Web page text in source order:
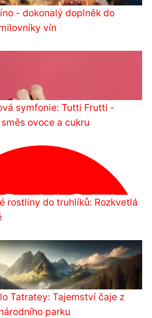
- dokonalý doplněk do
vín
symfonie: Tutti Frutti -
ovoce a cukru
rostliny do truhlíků: Rozkvetlá
Tatratey: Tajemství čaje z
parku